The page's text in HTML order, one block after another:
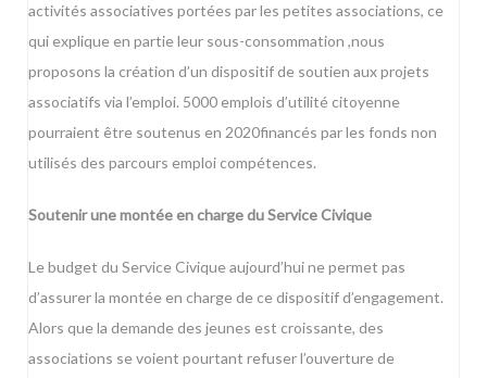
activités associatives portées par les petites associations, ce
qui explique en partie leur sous-consommation ,nous
proposons la création d’un dispositif de soutien aux projets
associatifs via l’emploi. 5000 emplois d’utilité citoyenne
pourraient être soutenus en 2020financés par les fonds non
utilisés des parcours emploi compétences.
Soutenir une montée en charge du Service Civique
Le budget du Service Civique aujourd’hui ne permet pas
d’assurer la montée en charge de ce dispositif d’engagement.
Alors que la demande des jeunes est croissante, des
associations se voient pourtant refuser l’ouverture de